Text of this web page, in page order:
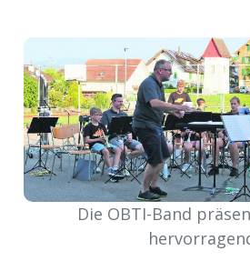
App
Auw
Die OBTI-Band